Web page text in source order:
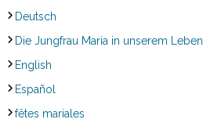
Deutsch
Die Jungfrau Maria in unserem Leben
English
Español
fêtes mariales